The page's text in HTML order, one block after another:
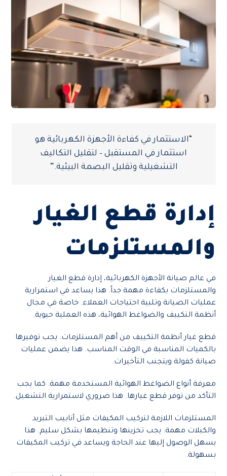
“الاستثمار في كفاءة الأجهزة الكهربائية هو
استثمار في المستقبل – لتقليل التكاليف
التشغيلية وتقليل البصمة البيئية.”
إدارة قطع الغيار
والمستلزمات
في عالم صيانة الأجهزة الكهربائية، إدارة قطع الغيار
والمستلزمات بكفاءة مهمة جداً. هذا يساعد في استمرارية
عمليات الصيانة وتلبية احتياجات العملاء. خاصة في مجال
أنظمة التكييف والضواغط الهوائية، هذه العملية حيوية.
قطع غيار أنظمة التكييف من أهم المستلزمات. يجب توفيرها
بالكميات المناسبة في الوقت المناسب. هذا يضمن عمليات
صيانة كفولة ويتجنب التأخيرات.
معرفة أنواع الضواغط الهوائية المستخدمة مهمة. كما يجب
التأكد من توفر قطع غيارها. هذا ضروري لاستمرارية التشغيل.
المستلزمات اللازمة لتركيب المكيفات مثل أنابيب التبريد
والكبلات مهمة. يجب تخزينها وتنظيمها بشكل سليم. هذا
يسهل الوصول إليها عند الحاجة ويساعد في تركيب المكيفات
بسهولة.